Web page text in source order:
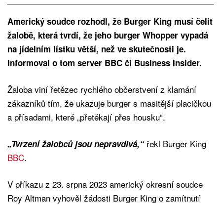
Americký soudce rozhodl, že Burger King musí čelit
žalobě, která tvrdí, že jeho burger Whopper vypadá
na jídelním lístku větší, než ve skutečnosti je.
Informoval o tom server BBC či Business Insider.
Žaloba viní řetězec rychlého občerstvení z klamání
zákazníků tím, že ukazuje burger s masitější placičkou
a přísadami, které „přetékají přes housku“.
„Tvrzení žalobců jsou nepravdivá,“řekl Burger King
BBC.
V příkazu z 23. srpna 2023 americký okresní soudce
Roy Altman vyhověl žádosti Burger King o zamítnutí